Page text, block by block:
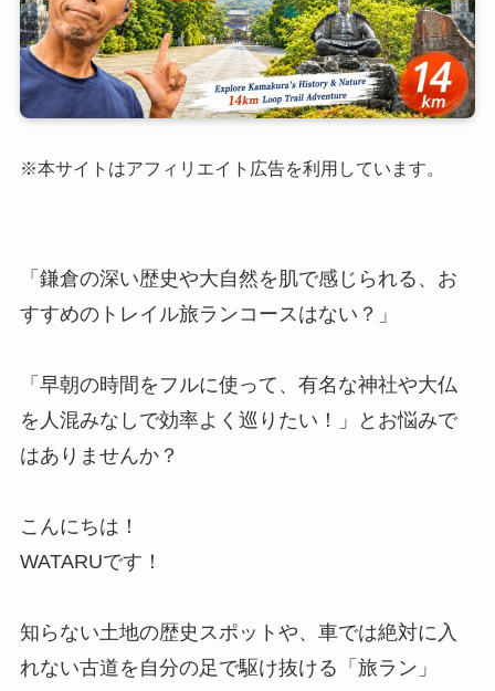
※本サイトはアフィリエイト広告を利用しています。
「鎌倉の深い歴史や大自然を肌で感じられる、お
すすめのトレイル旅ランコースはない？」
「早朝の時間をフルに使って、有名な神社や大仏
を人混みなしで効率よく巡りたい！」とお悩みで
はありませんか？
こんにちは！
WATARUです！
知らない土地の歴史スポットや、車では絶対に入
れない古道を自分の足で駆け抜ける「旅ラン」